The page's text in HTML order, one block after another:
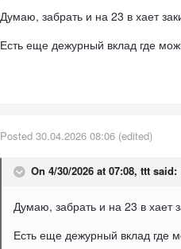
Думаю, забрать и на 23 в хает
Есть еще дежурный вклад где
Posted 30.04.2026 08:06 (edited)
On 4/30/2026 at 07:08, ttt said:
Думаю, забрать и на 23 в хает
Есть еще дежурный вклад где